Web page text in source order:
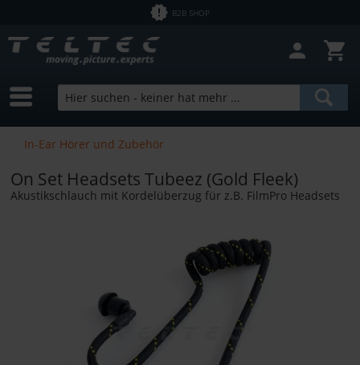
B2B SHOP
In-Ear Hörer und Zubehör
On Set Headsets Tubeez (Gold Fleek)
Akustikschlauch mit Kordelüberzug für z.B. FilmPro Headsets